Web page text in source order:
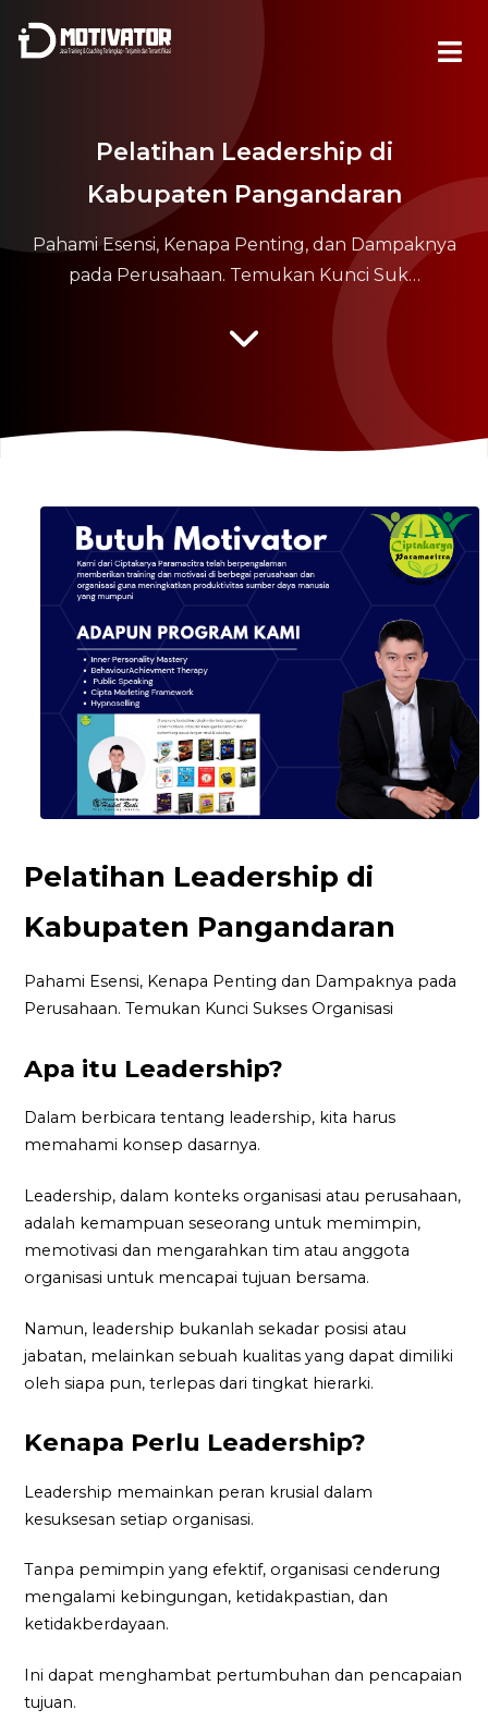
Pelatihan Leadership di
Kabupaten Pangandaran
Pahami Esensi, Kenapa Penting, dan Dampaknya
pada Perusahaan. Temukan Kunci Suk…
Pelatihan Leadership di
Kabupaten Pangandaran
Pahami Esensi, Kenapa Penting dan Dampaknya pada
Perusahaan. Temukan Kunci Sukses Organisasi
Apa itu Leadership?
Dalam berbicara tentang leadership, kita harus
memahami konsep dasarnya.
Leadership, dalam konteks organisasi atau perusahaan,
adalah kemampuan seseorang untuk memimpin,
memotivasi dan mengarahkan tim atau anggota
organisasi untuk mencapai tujuan bersama.
Namun, leadership bukanlah sekadar posisi atau
jabatan, melainkan sebuah kualitas yang dapat dimiliki
oleh siapa pun, terlepas dari tingkat hierarki.
Kenapa Perlu Leadership?
Leadership memainkan peran krusial dalam
kesuksesan setiap organisasi.
Tanpa pemimpin yang efektif, organisasi cenderung
mengalami kebingungan, ketidakpastian, dan
ketidakberdayaan.
Ini dapat menghambat pertumbuhan dan pencapaian
tujuan.